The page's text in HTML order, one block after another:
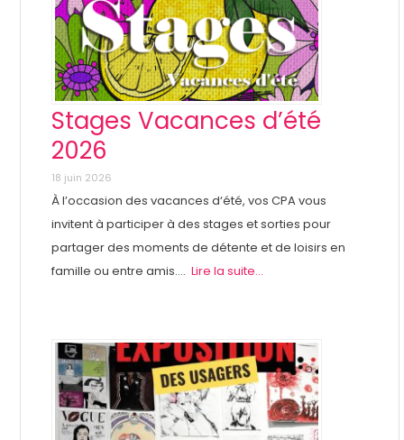
Stages Vacances d’été
2026
18 juin 2026
À l’occasion des vacances d‘été, vos CPA vous
invitent à participer à des stages et sorties pour
partager des moments de détente et de loisirs en
famille ou entre amis.... Lire la suite...